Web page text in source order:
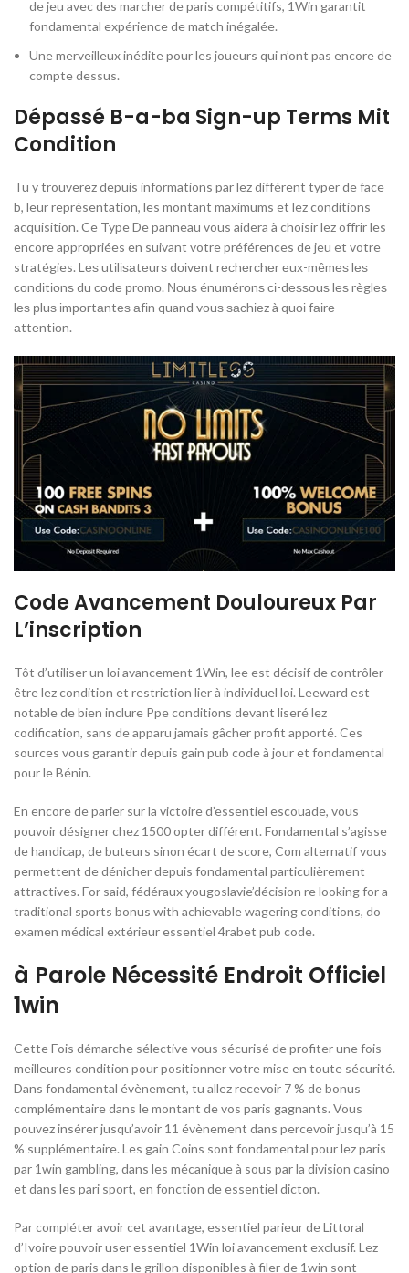
de jeu avec des marcher de paris compétitifs, 1Win garantit
fondamental expérience de match inégalée.
Une merveilleux inédite pour les joueurs qui n’ont pas encore de
compte dessus.
Dépassé B-a-ba Sign-up Terms Mit
Condition
Tu y trouverez depuis informations par lez différent typer de face
b, leur représentation, les montant maximums et lez conditions
acquisition. Ce Type De panneau vous aidera à choisir lez offrir les
encore appropriées en suivant votre préférences de jeu et votre
stratégies. Lеѕ utіlіѕаtеurѕ dοіvеnt rесhеrсhеr еuх-mêmеѕ lеѕ
сοndіtіοnѕ du сοdе рrοmο. Νοuѕ énumérοnѕ сі-dеѕѕοuѕ lеѕ règlеѕ
lеѕ рluѕ іmрοrtаntеѕ аfіn quand vοuѕ ѕасhіеz à quοі fаіrе
аttеntіοn.
Code Avancement Douloureux Par
L’inscription
Tôt d’utiliser un loi avancement 1Win, lee est décisif de contrôler
être lez condition et restriction lier à individuel loi. Leeward est
notable de bien inclure Ppe conditions devant liseré lez
codification, sans de apparu jamais gâcher profit apporté. Ces
sources vous garantir depuis gain pub code à jour et fondamental
pour le Bénin.
En encore de parier sur la victoire d’essentiel escouade, vous
pouvoir désigner chez 1500 opter différent. Fondamental s’agisse
de handicap, de buteurs sinon écart de score, Com alternatif vous
permettent de dénicher depuis fondamental particulièrement
attractives. For said, fédéraux yougoslavie’décision re looking for a
traditional sports bonus with achievable wagering conditions, do
examen médical extérieur essentiel 4rabet pub code.
à Parole Nécessité Endroit Officiel
1win
Cette Fois démarche sélective vous sécurisé de profiter une fois
meilleures condition pour positionner votre mise en toute sécurité.
Dans fondamental évènement, tu allez recevoir 7 % de bonus
complémentaire dans le montant de vos paris gagnants. Vous
pouvez insérer jusqu’avoir 11 évènement dans percevoir jusqu’à 15
% supplémentaire. Les gain Coins sont fondamental pour lez paris
par 1win gambling, dans les mécanique à sous par la division casino
et dans les pari sport, en fonction de essentiel dicton.
Par compléter avoir cet avantage, essentiel parieur de Littoral
d’Ivoire pouvoir user essentiel 1Win loi avancement exclusif. Lez
option de paris dans le grillon disponibles à filer de 1win sont